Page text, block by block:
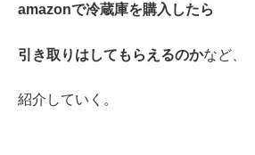
amazonで冷蔵庫を購入したら
引き取りはしてもらえるのかなど、
紹介していく。